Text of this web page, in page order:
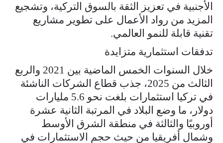
الأجنبية في تعزيز الثقة بالسوق التركية، وتشجيع
المزيد من رواد الأعمال على تطوير مشاريع
تقنية قابلة للنمو العالمي.
تدفقات استثمارية متزايدة
خلال السنوات الخمس الماضية بين 2021 والربع
الثالث من 2025، جذب قطاع الشركات الناشئة
في تركيا استثمارات بلغت نحو 5.6 مليارات
دولار، ما وضع البلاد في المرتبة الثانية عشرة
أوروبيًا والثالثة في منطقة الشرق الأوسط
وشمال أفريقيا من حيث حجم الاستثمارات في